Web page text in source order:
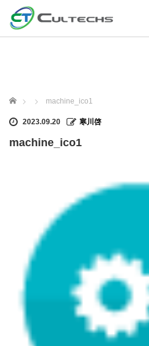
ホーム machine_ico1
2023.09.20 寒川啓
machine_ico1